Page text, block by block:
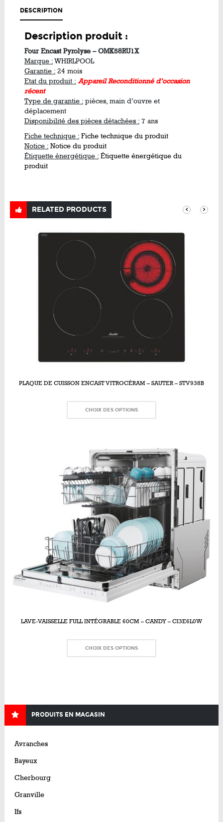
DESCRIPTION
Description produit :
Four Encast Pyrolyse – OMK58RU1X
Marque :WHIRLPOOL
Garantie : 24 mois
Etat du produit : Appareil Reconditionné d’occasion
récent
Type de garantie : pièces, main d’ouvre et
déplacement
Disponibilité des pièces détachées : 7 ans
Fiche technique : Fiche technique du produit
Notice : Notice du produit
Étiquette énergétique : Étiquette énergétique du
produit
RELATED PRODUCTS
PLAQUE DE CUISSON ENCAST VITROCÉRAM – SAUTER – STV938B
CHOIX DES OPTIONS
LAVE-VAISSELLE FULL INTÉGRABLE 60CM – CANDY – CI3E6L0W
CHOIX DES OPTIONS
PRODUITS EN MAGASIN
Avranches
Bayeux
Cherbourg
Granville
Ifs